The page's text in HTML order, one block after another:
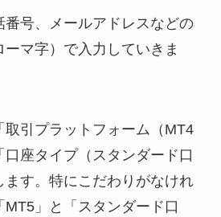
番号、メールアドレスなどの
マ字）で入力していきま
取引プラットフォーム（MT4
口座タイプ（スタンダード口
ます。特にこだわりがなけれ
」と「スタンダード口